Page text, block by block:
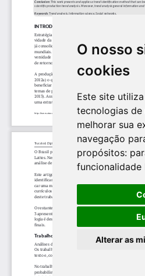
O nosso
cookies
Este site
tecnologias de
melhorar sua
navegação
propósitos:
Alterar as